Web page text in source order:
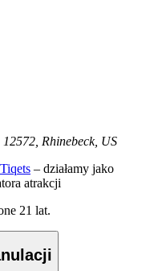
Rhinebeck, US
– działamy jako
atrakcji
21 lat.